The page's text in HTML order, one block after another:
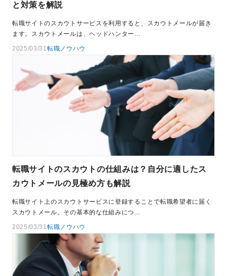
と対策を解説
転職サイトのスカウトサービスを利用すると、スカウトメールが届き
ます。スカウトメールは、ヘッドハンター...
2025/03/31転職ノウハウ
転職サイトのスカウトの仕組みは？自分に適したス
カウトメールの見極め方も解説
転職サイト上のスカウトサービスに登録することで転職希望者に届く
スカウトメール。その基本的な仕組みにつ...
2025/03/31転職ノウハウ